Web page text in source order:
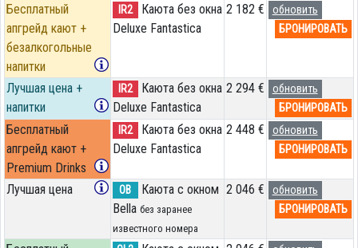
Бесплатный
апгрейд кают +
безалкогольные
напитки
IR2
Каюта без окна
Deluxe Fantastica
2 182 €
обновить
БРОНИРОВАТЬ
Лучшая цена +
напитки
IR2
Каюта без окна
Deluxe Fantastica
2 294 €
обновить
БРОНИРОВАТЬ
Бесплатный
апгрейд кают +
Premium Drinks
IR2
Каюта без окна
Deluxe Fantastica
2 448 €
обновить
БРОНИРОВАТЬ
Лучшая цена OB
Каюта с окном
Bella без заранее
известного номера
2 046 €
обновить
БРОНИРОВАТЬ